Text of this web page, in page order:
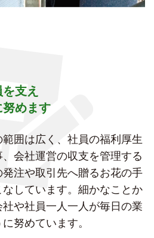
支え
めます
囲は広く、社員の福利厚生
会社運営の収支を管理する
注や取引先へ贈るお花の手
しています。細かなことか
や社員一人一人が毎日の業
努めています。